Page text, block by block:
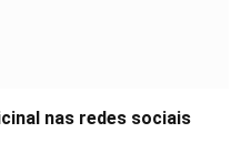
nas redes sociais